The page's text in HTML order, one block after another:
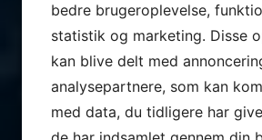
bedre brugeroplevelse,
statistik og marketing. Disse
kan blive delt med
analysepartnere, som kan
med data, du tidligere har